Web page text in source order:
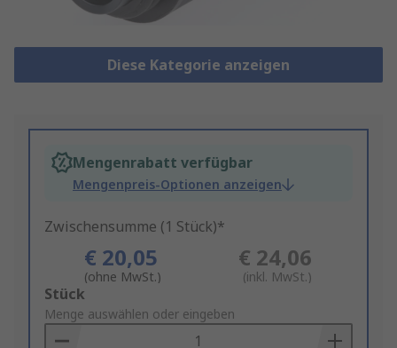
Diese Kategorie anzeigen
Mengenrabatt verfügbar
Mengenpreis-Optionen anzeigen
Zwischensumme (1 Stück)*
€ 20,05
(ohne MwSt.)
€ 24,06
(inkl. MwSt.)
Add
to
Basket
Stück
Menge auswählen oder eingeben